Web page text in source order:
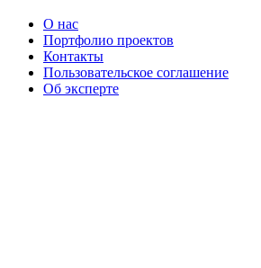
О нас
Портфолио проектов
Контакты
Пользовательское соглашение
Об эксперте